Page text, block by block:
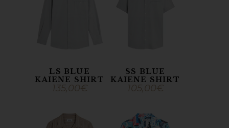
LS BLUE
KAIENE SHIRT
135,00€
SS BLUE
KAIENE SHIRT
105,00€